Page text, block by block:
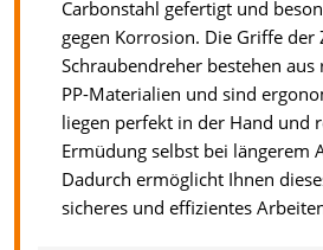
Carbonstahl gefertigt und
gegen Korrosion. Die Griffe der
Schraubendreher bestehen aus
PP-Materialien und sind
liegen perfekt in der Hand und
Ermüdung selbst bei längerem
Dadurch ermöglicht Ihnen
sicheres und effizientes